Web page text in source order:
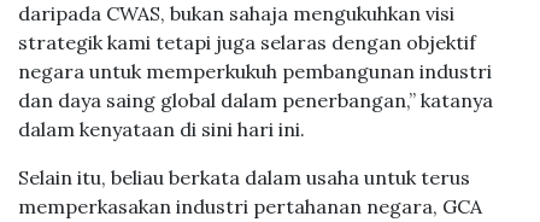
daripada CWAS, bukan sahaja mengukuhkan visi
strategik kami tetapi juga selaras dengan objektif
negara untuk memperkukuh pembangunan industri
dan daya saing global dalam penerbangan,” katanya
dalam kenyataan di sini hari ini.
Selain itu, beliau berkata dalam usaha untuk terus
memperkasakan industri pertahanan negara, GCA